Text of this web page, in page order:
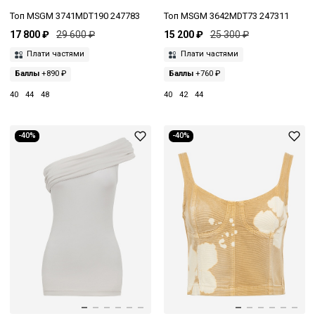
Топ MSGM 3741MDT190 247783
17 800 ₽ 29 600 ₽
Плати частями
Баллы +890 ₽
40 44 48
Топ MSGM 3642MDT73 247311
15 200 ₽ 25 300 ₽
Плати частями
Баллы+760 ₽
40 42 44
-40% -40%